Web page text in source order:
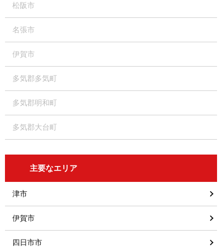
松阪市
名張市
伊賀市
多気郡多気町
多気郡明和町
多気郡大台町
主要なエリア
津市
伊賀市
四日市市